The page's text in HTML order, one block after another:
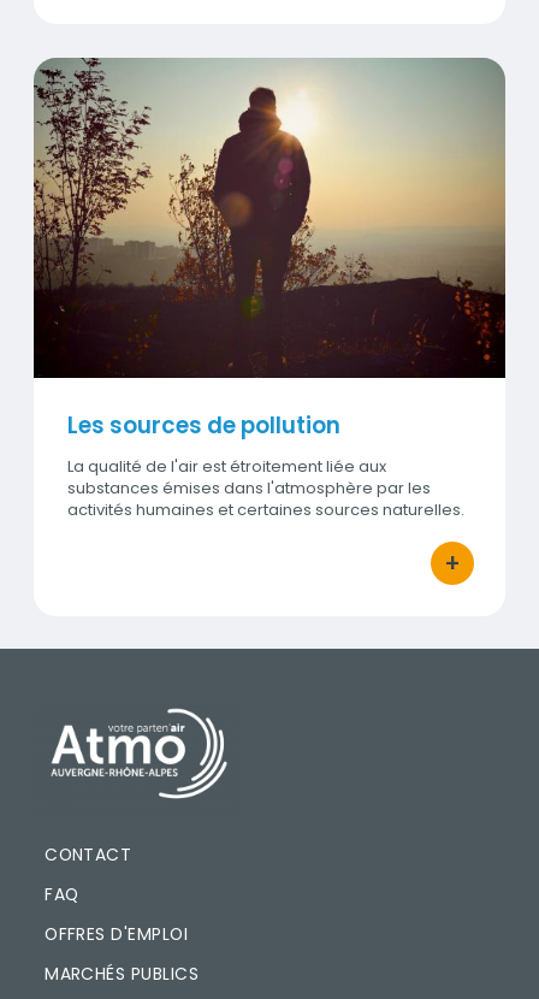
Les sources de pollution
Visuel
Les sources de pollution
La qualité de l'air est étroitement liée aux
substances émises dans l'atmosphère par les
activités humaines et certaines sources naturelles.
+
bouton
PIED DE PAGE
CONTACT
FAQ
OFFRES D'EMPLOI
MARCHÉS PUBLICS